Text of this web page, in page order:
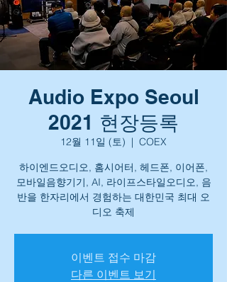
Audio Expo Seoul
2021 현장등록
12월 11일 (토)
  |
COEX
하이엔드오디오, 홈시어터, 헤드폰, 이어폰,
모바일음향기기, AI, 라이프스타일오디오, 음
반을 한자리에서 경험하는 대한민국 최대 오
디오 축제
이벤트 접수 마감
다른 이벤트 보기